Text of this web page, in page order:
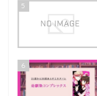
5
6